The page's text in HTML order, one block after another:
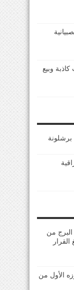
وبيع
برشلونة
من
القرار
الأول من